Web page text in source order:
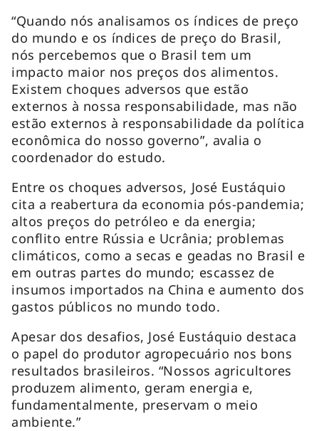
“Quando nós analisamos os índices de preço
do mundo e os índices de preço do Brasil,
nós percebemos que o Brasil tem um
impacto maior nos preços dos alimentos.
Existem choques adversos que estão
externos à nossa responsabilidade, mas não
estão externos à responsabilidade da política
econômica do nosso governo”, avalia o
coordenador do estudo.
Entre os choques adversos, José Eustáquio
cita a reabertura da economia pós-pandemia;
altos preços do petróleo e da energia;
conflito entre Rússia e Ucrânia; problemas
climáticos, como a secas e geadas no Brasil e
em outras partes do mundo; escassez de
insumos importados na China e aumento dos
gastos públicos no mundo todo.
Apesar dos desafios, José Eustáquio destaca
o papel do produtor agropecuário nos bons
resultados brasileiros. “Nossos agricultores
produzem alimento, geram energia e,
fundamentalmente, preservam o meio
ambiente.”